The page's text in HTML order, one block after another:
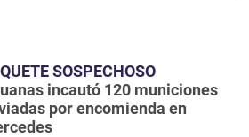
SOSPECHOSO
incautó 120 municiones
por encomienda en